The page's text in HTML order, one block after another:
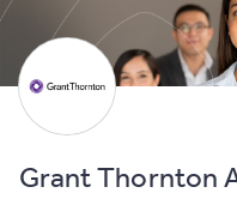
Grant Thornton